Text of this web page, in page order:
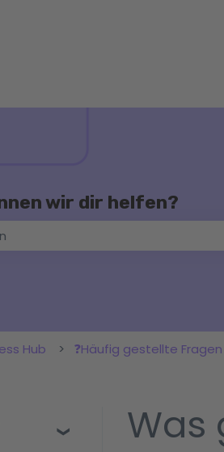
anzeigen
wir dir helfen?
Hub ❓Häufig gestellte Fragen
Was